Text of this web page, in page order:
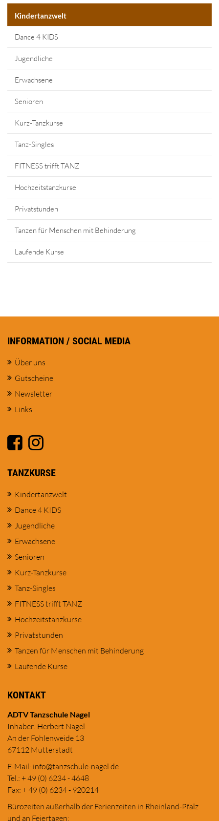
Kindertanzwelt
Dance 4 KIDS
Jugendliche
Erwachsene
Senioren
Kurz-Tanzkurse
Tanz-Singles
FITNESS trifft TANZ
Hochzeitstanzkurse
Privatstunden
Tanzen für Menschen mit Behinderung
Laufende Kurse
INFORMATION / SOCIAL MEDIA
Über uns
Gutscheine
Newsletter
Links
TANZKURSE
Kindertanzwelt
Dance 4 KIDS
Jugendliche
Erwachsene
Senioren
Kurz-Tanzkurse
Tanz-Singles
FITNESS trifft TANZ
Hochzeitstanzkurse
Privatstunden
Tanzen für Menschen mit Behinderung
Laufende Kurse
KONTAKT
ADTV Tanzschule Nagel
Inhaber: Herbert Nagel
An der Fohlenweide 13
67112 Mutterstadt
E-Mail: info@tanzschule-nagel.de
Tel.: + 49 (0) 6234 - 4648
Fax: + 49 (0) 6234 - 920214
Bürozeiten außerhalb der Ferienzeiten in Rheinland-Pfalz
und an Feiertagen: